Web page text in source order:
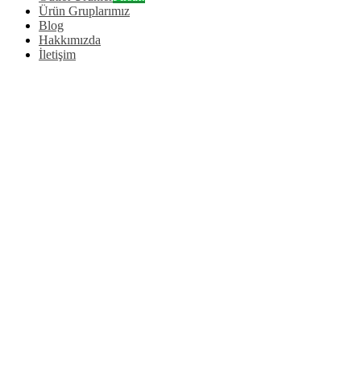
Ürün Gruplarımız
Blog
Hakkımızda
İletişim